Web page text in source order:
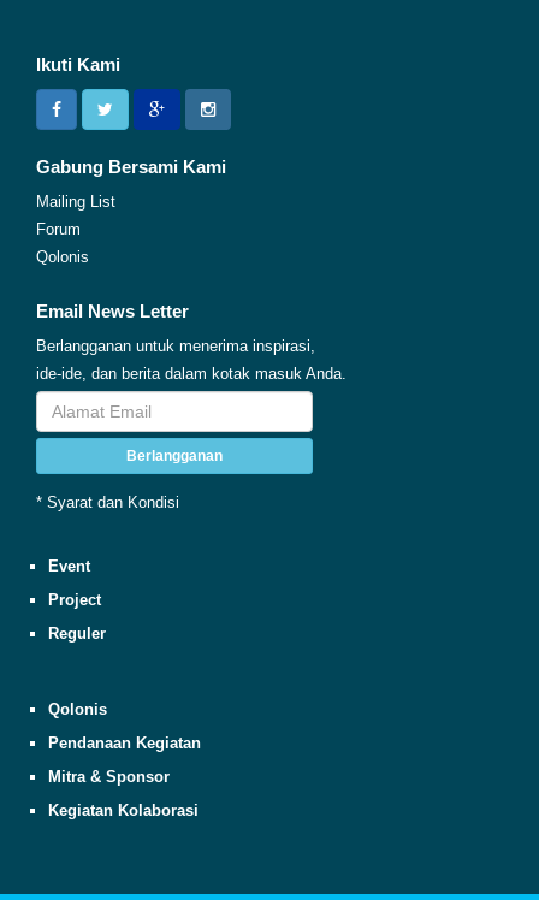
Ikuti Kami
Gabung Bersami Kami
Mailing List
Forum
Qolonis
Email News Letter
Berlangganan untuk menerima inspirasi,
ide-ide, dan berita dalam kotak masuk Anda.
Berlangganan
* Syarat dan Kondisi
Event
Project
Reguler
Qolonis
Pendanaan Kegiatan
Mitra & Sponsor
Kegiatan Kolaborasi